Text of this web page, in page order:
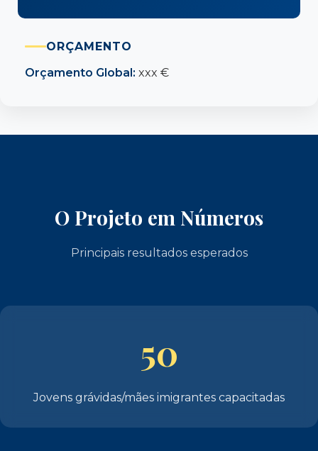
ORÇAMENTO
Orçamento Global: xxx €
O Projeto em Números
Principais resultados esperados
50
Jovens grávidas/mães imigrantes capacitadas